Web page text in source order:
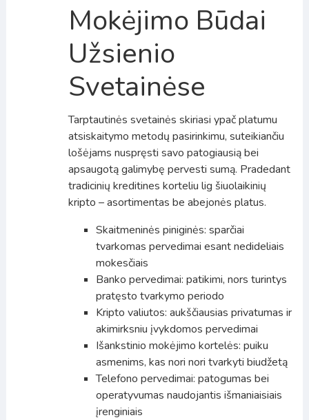
Mokėjimo Būdai
Užsienio
Svetainėse
Tarptautinės svetainės skiriasi ypač platumu
atsiskaitymo metodų pasirinkimu, suteikiančiu
lošėjams nuspręsti savo patogiausią bei
apsaugotą galimybę pervesti sumą. Pradedant
tradicinių kreditines korteliu lig šiuolaikinių
kripto – asortimentas be abejonės platus.
Skaitmeninės piniginės: sparčiai
tvarkomas pervedimai esant nedideliais
mokesčiais
Banko pervedimai: patikimi, nors turintys
pratęsto tvarkymo periodo
Kripto valiutos: aukščiausias privatumas ir
akimirksniu įvykdomos pervedimai
Išankstinio mokėjimo kortelės: puiku
asmenims, kas nori nori tvarkyti biudžetą
Telefono pervedimai: patogumas bei
operatyvumas naudojantis išmaniaisiais
įrenginiais